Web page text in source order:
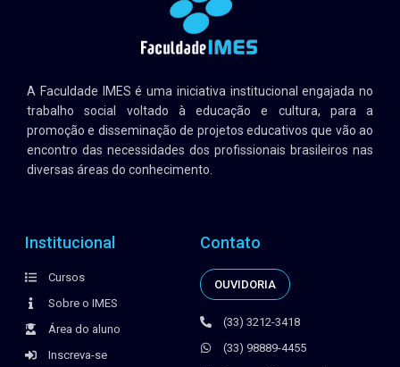
A Faculdade IMES é uma iniciativa institucional engajada no
trabalho social voltado à educação e cultura, para a
promoção e disseminação de projetos educativos que vão ao
encontro das necessidades dos profissionais brasileiros nas
diversas áreas do conhecimento.
Institucional
Cursos
Sobre o IMES
Área do aluno
Inscreva-se
Contato
OUVIDORIA
(33) 3212-3418
(33) 98889-4455